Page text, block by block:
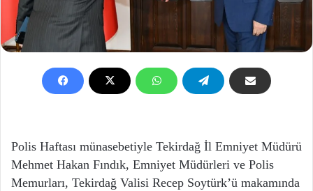
Polis Haftası münasebetiyle Tekirdağ İl Emniyet Müdürü
Mehmet Hakan Fındık, Emniyet Müdürleri ve Polis
Memurları, Tekirdağ Valisi Recep Soytürk’ü makamında